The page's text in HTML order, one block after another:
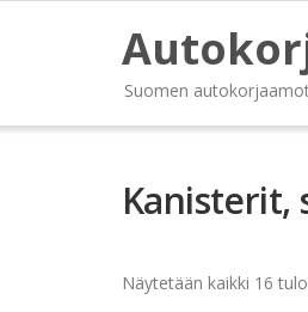
Suomen
Kanisterit,
Näytetään kaikki 16